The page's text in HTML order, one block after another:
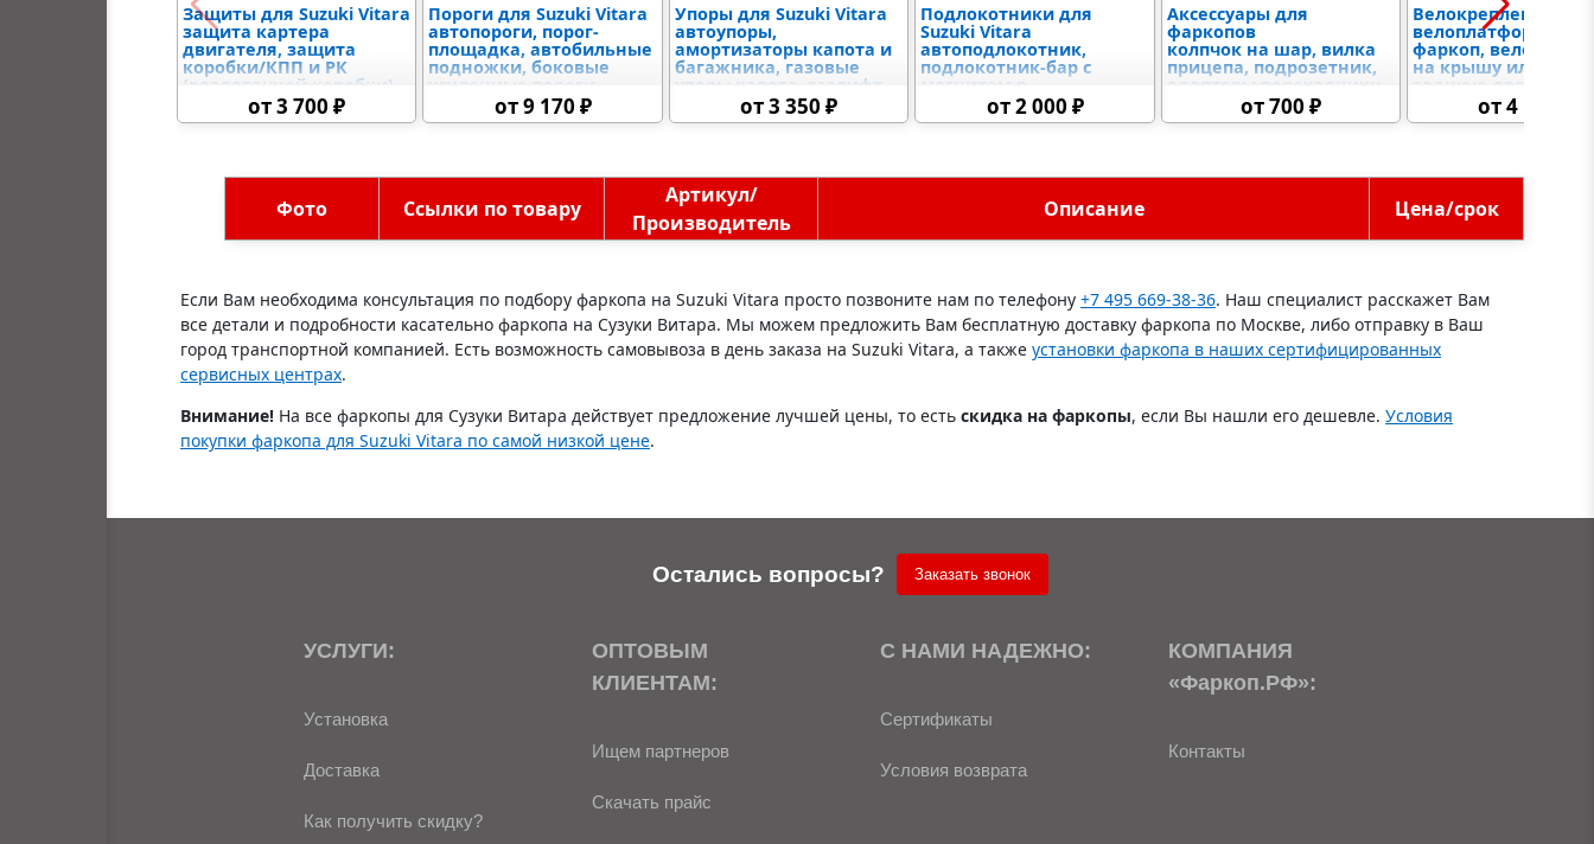
Защиты для Suzuki Vitara
защита картера
двигателя, защита
коробки/КПП и РК
(раздаточной коробки),
защыита радиатора и
дифференциалов,
управления
от 3 700 ₽
Пороги для Suzuki Vitara
автопороги, порог-
площадка, автобильные
подножки, боковые
усиленные пороги
от 9 170 ₽
Упоры для Suzuki Vitara
автоупоры,
амортизаторы капота и
багажника, газовые
упоры капота, газлифт
капот автомобиля
от 3 350 ₽
Подлокотники для
Suzuki Vitara
автоподлокотник,
подлокотник-бар с
магнитом в
подстаканник,
подлокотник
от 2 000 ₽
Аксессуары для
фаркопов
колпчок на шар, вилка
прицепа, подрозетник,
адаптеры переходники
7-13 пин, различные
варианты крюков и
от 700 ₽
Велокрепления
велоплатформа на
фаркоп,
на крышу или на
заднюю дверь,
мотоплатформы и
грузовые на
от 4 190 ₽
Фото Ссылки по товару
Артикул/
Производитель
Описание Цена/срок
Если Вам необходима консультация по подбору фаркопа на Suzuki Vitara просто позвоните нам по телефону +7 495 669-38-36. Наш специалист расскажет Вам
все детали и подробности касательно фаркопа на Сузуки Витара. Мы можем предложить Вам бесплатную доставку фаркопа по Москве, либо отправку в Ваш
город транспортной компанией. Есть возможность самовывоза в день заказа на Suzuki Vitara, а также установки фаркопа в наших сертифицированных
сервисных центрах.
Внимание! На все фаркопы для Сузуки Витара действует предложение лучшей цены, то есть скидка на фаркопы, если Вы нашли его дешевле. Условия
покупки фаркопа для Suzuki Vitara по самой низкой цене.
Остались вопросы? Заказать звонок
УСЛУГИ:
Установка
Доставка
Как получить скидку?
ОПТОВЫМ
КЛИЕНТАМ:
Ищем партнеров
Скачать прайс
С НАМИ НАДЕЖНО:
Сертификаты
Условия возврата
КОМПАНИЯ
«Фаркоп.РФ»:
Контакты